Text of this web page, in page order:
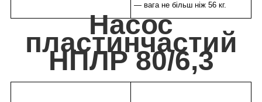
— вага не більш ніж 56 кг.
Насос
пластинчастий
НПЛР 80/6,3